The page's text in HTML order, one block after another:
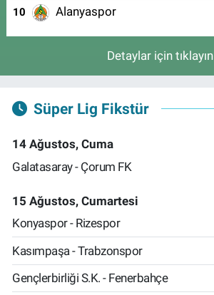
10 Alanyaspor
Detaylar için tıklayın
Süper Lig Fikstür
14 Ağustos, Cuma
Galatasaray - Çorum FK
15 Ağustos, Cumartesi
Konyaspor - Rizespor
Kasımpaşa - Trabzonspor
Gençlerbirliği S.K. - Fenerbahçe